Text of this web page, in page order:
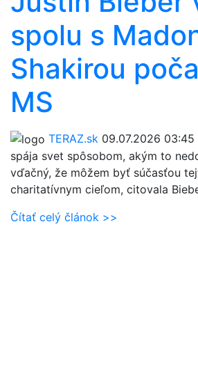
spolu s
Shakirou
MS
TERAZ.sk 09.07.2026 03:45
spája svet spôsobom, akým to
vďačný, že môžem byť súčasťou
charitatívnym cieľom, citovala
Čítať celý článok >>